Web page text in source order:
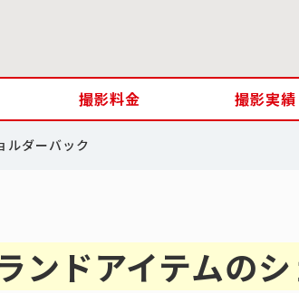
撮影料金 撮影実績
ルダーバック
ンドアイテムの